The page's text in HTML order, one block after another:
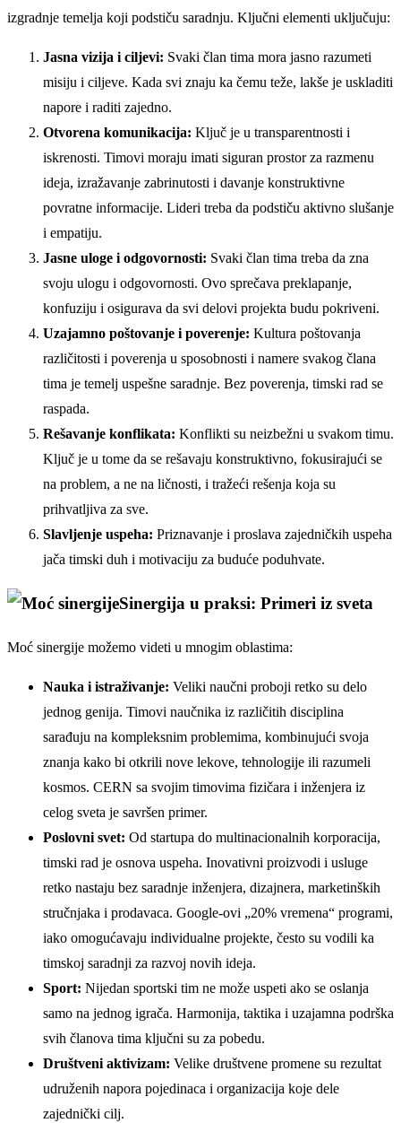
izgradnje temelja koji podstiču saradnju. Ključni elementi uključuju:
Jasna vizija i ciljevi: Svaki član tima mora jasno razumeti
misiju i ciljeve. Kada svi znaju ka čemu teže, lakše je uskladiti
napore i raditi zajedno.
Otvorena komunikacija: Ključ je u transparentnosti i
iskrenosti. Timovi moraju imati siguran prostor za razmenu
ideja, izražavanje zabrinutosti i davanje konstruktivne
povratne informacije. Lideri treba da podstiču aktivno slušanje
i empatiju.
Jasne uloge i odgovornosti: Svaki član tima treba da zna
svoju ulogu i odgovornosti. Ovo sprečava preklapanje,
konfuziju i osigurava da svi delovi projekta budu pokriveni.
Uzajamno poštovanje i poverenje: Kultura poštovanja
različitosti i poverenja u sposobnosti i namere svakog člana
tima je temelj uspešne saradnje. Bez poverenja, timski rad se
raspada.
Rešavanje konflikata: Konflikti su neizbežni u svakom timu.
Ključ je u tome da se rešavaju konstruktivno, fokusirajući se
na problem, a ne na ličnosti, i tražeći rešenja koja su
prihvatljiva za sve.
Slavljenje uspeha: Priznavanje i proslava zajedničkih uspeha
jača timski duh i motivaciju za buduće poduhvate.
Sinergija u praksi: Primeri iz sveta
Moć sinergije možemo videti u mnogim oblastima:
Nauka i istraživanje: Veliki naučni proboji retko su delo
jednog genija. Timovi naučnika iz različitih disciplina
sarađuju na kompleksnim problemima, kombinujući svoja
znanja kako bi otkrili nove lekove, tehnologije ili razumeli
kosmos. CERN sa svojim timovima fizičara i inženjera iz
celog sveta je savršen primer.
Poslovni svet: Od startupa do multinacionalnih korporacija,
timski rad je osnova uspeha. Inovativni proizvodi i usluge
retko nastaju bez saradnje inženjera, dizajnera, marketinških
stručnjaka i prodavaca. Google-ovi „20% vremena“ programi,
iako omogućavaju individualne projekte, često su vodili ka
timskoj saradnji za razvoj novih ideja.
Sport: Nijedan sportski tim ne može uspeti ako se oslanja
samo na jednog igrača. Harmonija, taktika i uzajamna podrška
svih članova tima ključni su za pobedu.
Društveni aktivizam: Velike društvene promene su rezultat
udruženih napora pojedinaca i organizacija koje dele
zajednički cilj.